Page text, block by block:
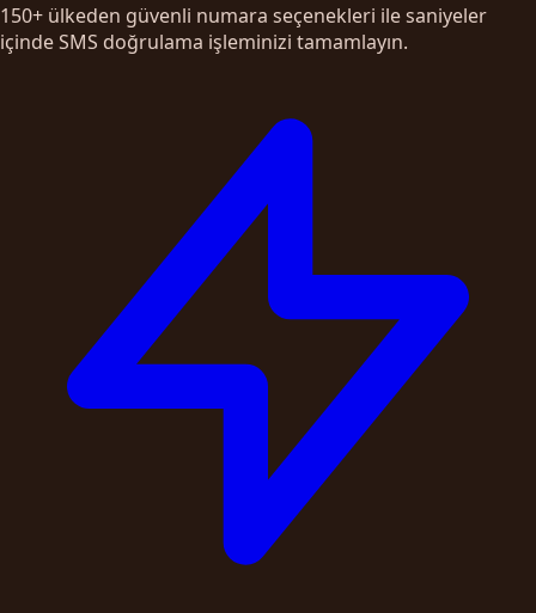
150+ ülkeden güvenli numara seçenekleri ile saniyeler
içinde SMS doğrulama işleminizi tamamlayın.